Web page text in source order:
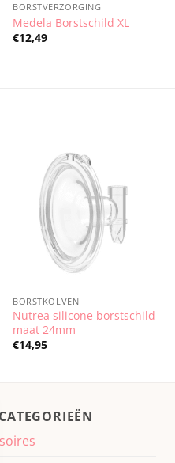
BORSTVERZORGING
Medela Borstschild XL
€12,49
BORSTKOLVEN
Nutrea silicone borstschild
maat 24mm
€14,95